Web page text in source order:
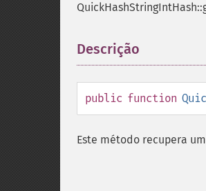
Descrição
public function
Este método recupera